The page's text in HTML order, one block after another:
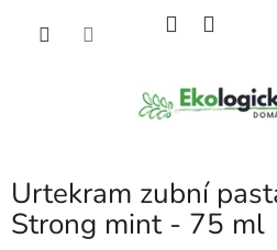
Urtekram zubní
Strong mint - 75 ml